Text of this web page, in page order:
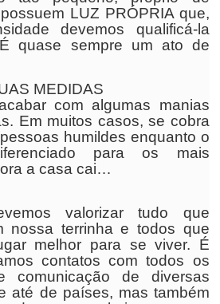
LUZ PRÓPRIA que,
devemos qualificá-la
quase sempre um ato de
MEDIDAS
com algumas manias
Em muitos casos, se cobra
humildes enquanto o
para os mais
a casa cai…
valorizar tudo que
nossa terrinha e todos que
melhor para se viver. É
contatos com todos os
comunicação de diversas
até de países, mas também